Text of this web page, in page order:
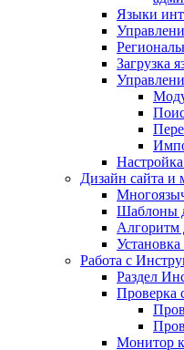
Языки
Загрузка
Дизайн сайта и
Шаблоны
Алгоритм
Работа с
Раздел
Проверка
Монитор